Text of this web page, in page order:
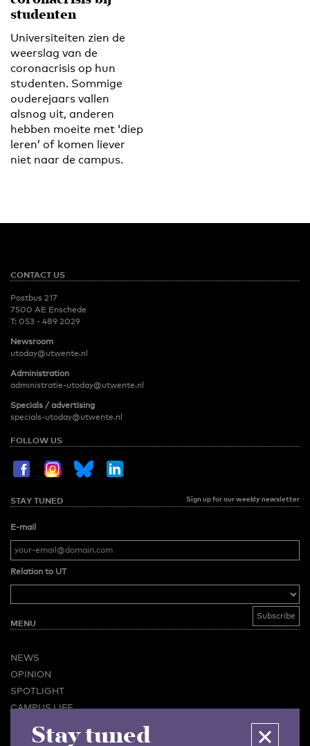
studenten
Universiteiten zien de
weerslag van de
coronacrisis op hun
studenten. Sommige
ouderejaars vallen
alsnog uit, anderen
hebben moeite met ‘diep
leren’ of komen liever
niet naar de campus.
CONTACT US
Postbus 217
7500 AE Enschede
T: 053 - 489 2029
Newsroom
utoday@utwente.nl
Administration
administratie-utoday@utwente.nl
Specials / advertising
specials-utoday@utwente.nl
FOLLOW US
STAY TUNED Sign up for our weekly newsletter
E-mail
Relation to UT
MENU
NEWS
OPINION
SPOTLIGHT
CAMPUS LIFE
Stay tuned